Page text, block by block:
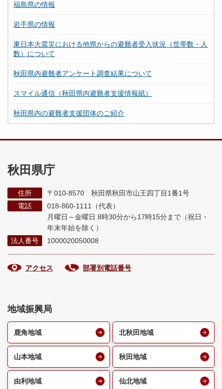
福島県の情報
岩手県の情報
東日本大震災における他県からの避難者受入状況（世帯数・人
数）について
秋田県内避難者アンケート調査結果について
スマイル通信（秋田県内避難者支援情報紙）
秋田県内の避難者支援団体のご紹介
秋田県庁
住所
〒010-8570 秋田県秋田市山王四丁目1番1号
電話
018-860-1111（代表）
月曜日～金曜日 8時30分から17時15分まで （祝日・
年末年始を除く）
法人番号
1000020050008
アクセス 部署別電話番号
地域振興局
鹿角地域 北秋田地域
山本地域 秋田地域
由利地域 仙北地域